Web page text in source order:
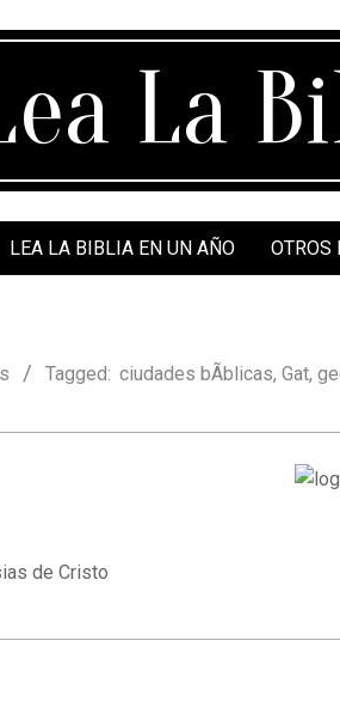
La
LEA LA BIBLIA EN UN AÑO OTROS
Tagged: ciudades bÃ­blicas, Gat,
de Cristo